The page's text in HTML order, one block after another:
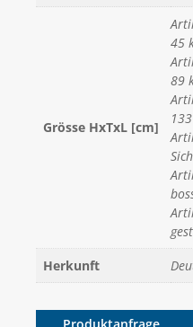
Grösse HxTxL [cm]
45
89
Herkunft